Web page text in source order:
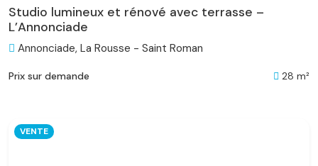
Studio lumineux et rénové avec terrasse –
L’Annonciade
Annonciade, La Rousse - Saint Roman
Prix sur demande 28 m²
VENTE